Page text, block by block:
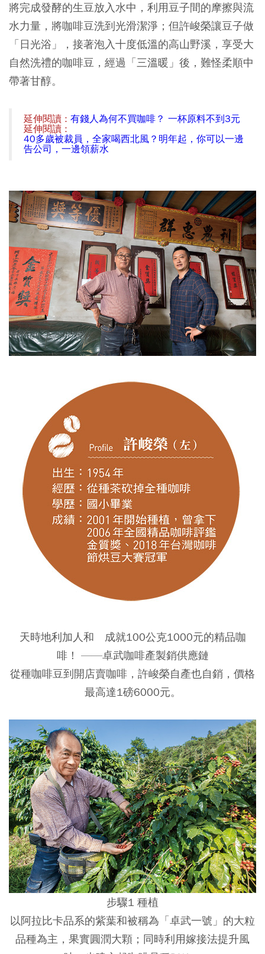
將完成發酵的生豆放入水中，利用豆子間的摩擦與流
水力量，將咖啡豆洗到光滑潔淨；但許峻榮讓豆子做
「日光浴」，接著泡入十度低溫的高山野溪，享受大
自然洗禮的咖啡豆，經過「三溫暖」後，難怪柔順中
帶著甘醇。
延伸閱讀 : 有錢人為何不買咖啡？ 一杯原料不到3元
延伸閱讀 :
40多歲被裁員，全家喝西北風？明年起，你可以一邊
告公司，一邊領薪水
天時地利加人和 成就100公克1000元的精品咖
啡！ ——卓武咖啡產製銷供應鏈
從種咖啡豆到開店賣咖啡，許峻榮自產也自銷，價格
最高達1磅6000元。
步驟1 種植
以阿拉比卡品系的紫葉和被稱為「卓武一號」的大粒
品種為主，果實圓潤大顆；同時利用嫁接法提升風